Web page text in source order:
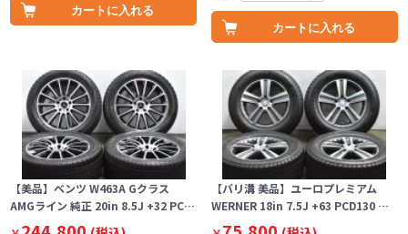
カートに入れる
カートに入れる
【美品】ベンツ W463A Gクラス
AMGライン 純正 20in 8.5J +32 PC…
【バリ溝 美品】ユーロプレミアム
WERNER 18in 7.5J +63 PCD130 …